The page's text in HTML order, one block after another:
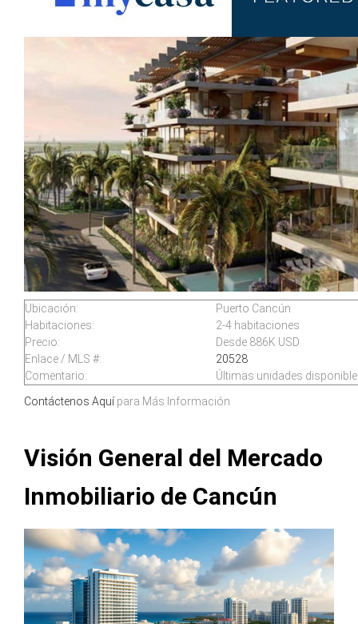
Ubicación:
Puerto Cancún
Habitaciones:
2-4 habitaciones
Precio:
Desde 886K USD
Enlace / MLS #:
20528
Comentario:
Últimas unidades
Contáctenos Aquípara Más Información
Visión General del Mercado
Inmobiliario de Cancún